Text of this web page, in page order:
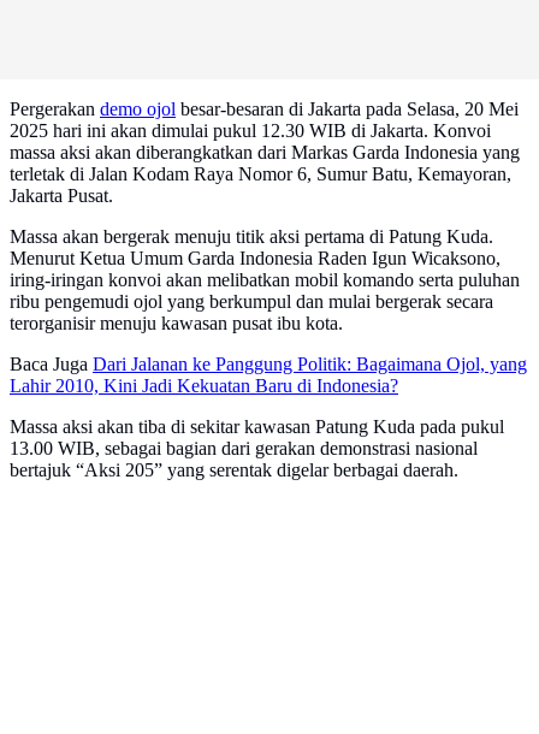
Pergerakan demo ojol besar-besaran di Jakarta pada Selasa, 20 Mei
2025 hari ini akan dimulai pukul 12.30 WIB di Jakarta. Konvoi
massa aksi akan diberangkatkan dari Markas Garda Indonesia yang
terletak di Jalan Kodam Raya Nomor 6, Sumur Batu, Kemayoran,
Jakarta Pusat.
Massa akan bergerak menuju titik aksi pertama di Patung Kuda.
Menurut Ketua Umum Garda Indonesia Raden Igun Wicaksono,
iring-iringan konvoi akan melibatkan mobil komando serta puluhan
ribu pengemudi ojol yang berkumpul dan mulai bergerak secara
terorganisir menuju kawasan pusat ibu kota.
Baca Juga Dari Jalanan ke Panggung Politik: Bagaimana Ojol, yang
Lahir 2010, Kini Jadi Kekuatan Baru di Indonesia?
Massa aksi akan tiba di sekitar kawasan Patung Kuda pada pukul
13.00 WIB, sebagai bagian dari gerakan demonstrasi nasional
bertajuk “Aksi 205” yang serentak digelar berbagai daerah.